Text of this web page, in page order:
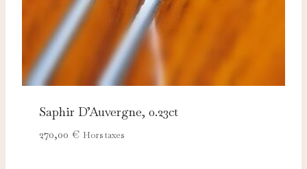
Saphir D’Auvergne, 0.23ct
270,00 € Hors taxes